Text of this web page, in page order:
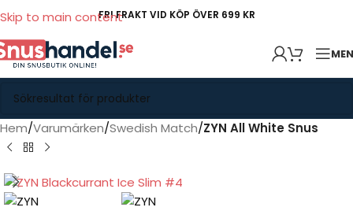
Skip to main contentFRI FRAKT VID KÖP ÖVER 699 KR
Hem Varumärken Swedish Match ZYN All White Snus